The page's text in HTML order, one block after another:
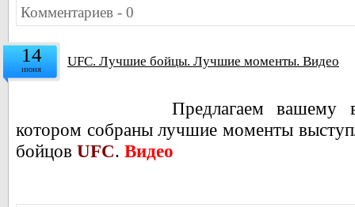
Комментариев - 0
14
июня UFC. Лучшие бойцы. Лучшие моменты. Видео
Предлагаем вашему
котором собраны лучшие моменты
бойцов UFC. Видео